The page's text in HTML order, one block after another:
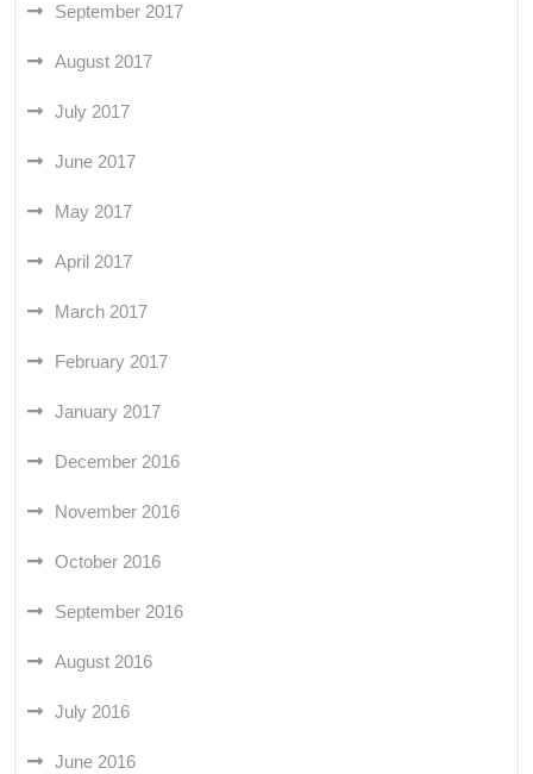
September 2017
August 2017
July 2017
June 2017
May 2017
April 2017
March 2017
February 2017
January 2017
December 2016
November 2016
October 2016
September 2016
August 2016
July 2016
June 2016